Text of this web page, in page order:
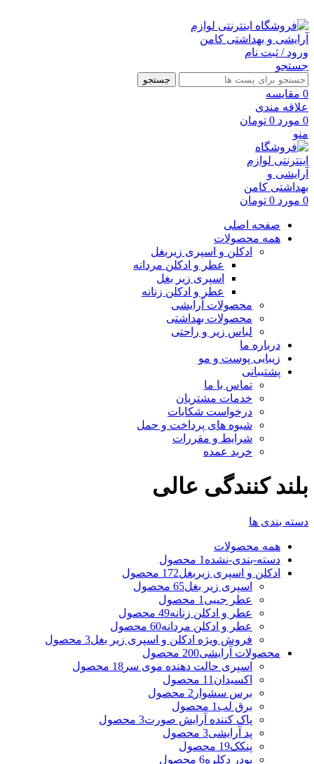
ورود / ثبت نام
جستجو
جستجو
0 مقايسه
علاقه مندی
0 مورد 0 تومان
منو
0 مورد 0 تومان
صفحه اصلی
همه محصولات
ادکلن و اسپری زیربغل
عطر و ادکلن مردانه
اسپری زیر بغل
عطر و ادکلن زنانه
محصولات آرایشی
محصولات بهداشتی
لباس زیر و راحتی
درباره ما
زیبایی پوست و مو
پشتیبانی
تماس با ما
خدمات مشتریان
درخواست شکایات
شیوه های پرداخت و حمل
شرایط و مقررات
خرید عمده
بلند کنندگی عالی
دسته بندی ها
همه محصولات
دسته-بندی-نشده 1 محصول
ادکلن و اسپری زیربغل172 محصول
اسپری زیر بغل65 محصول
عطر جیبی 1 محصول
عطر و ادکلن زنانه49 محصول
عطر و ادکلن مردانه60 محصول
فروش ویژه ادکلن و اسپری زیر بغل3 محصول
محصولات آرایشی200 محصول
اسپری حالت دهنده موی سر 18 محصول
اکسیدان 11 محصول
برس سشوار 2 محصول
برق لب 1 محصول
پاک کننده آرایش صورت3 محصول
پد آرایشی3 محصول
پنکک19 محصول
پودر دکلره6 محصول